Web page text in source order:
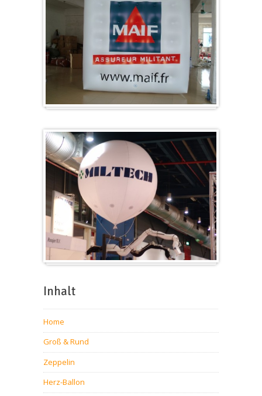
Inhalt
Home
Groß & Rund
Zeppelin
Herz-Ballon